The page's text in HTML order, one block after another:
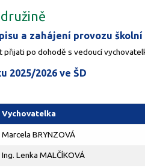
a zahájení provozu
přijati po dohodě s vedoucí
2025/2026 ve ŠD
Vychovatelka
Marcela BRYNZOVÁ
Ing. Lenka MALČÍKOVÁ